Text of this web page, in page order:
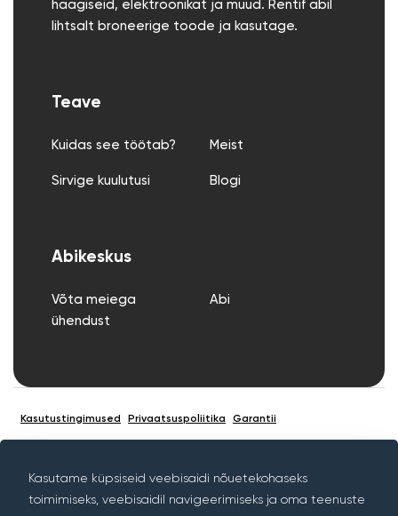
Kasutame küpsiseid veebisaidi nõuetekohaseks
toimimiseks, veebisaidil navigeerimiseks ja oma teenuste
haagiseid, elektroonikat ja muud. Rentif abil
lihtsalt broneerige toode ja kasutage.
Teave
Kuidas see töötab? Meist
Sirvige kuulutusi Blogi
Abikeskus
Võta meiega
ühendust
Abi
Kasutustingimused Privaatsuspoliitika Garantii